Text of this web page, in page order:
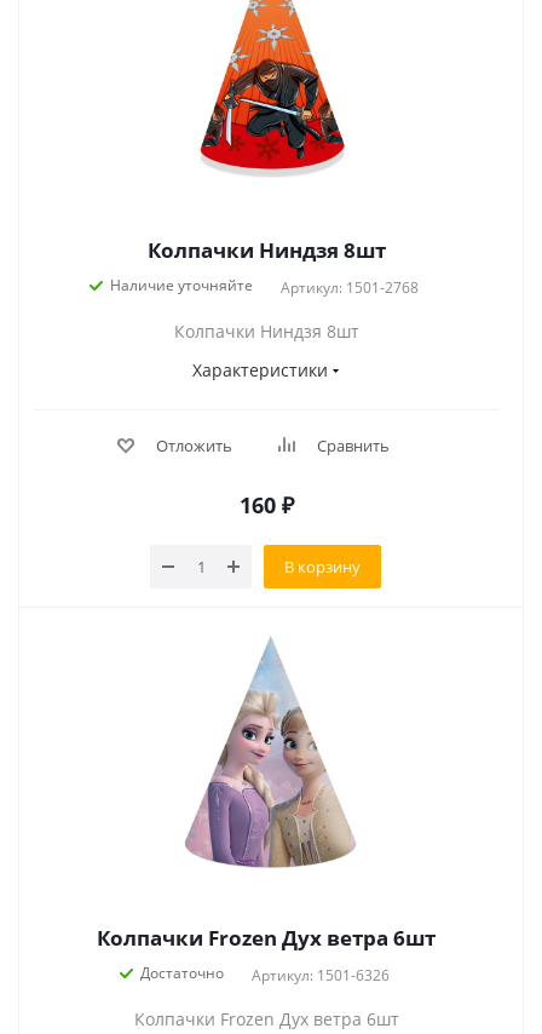
Колпачки Ниндзя 8шт
Наличие уточняйте Артикул: 1501-2768
Колпачки Ниндзя 8шт
Характеристики
Отложить Сравнить
160 ₽
В корзину
Колпачки Frozen Дух ветра 6шт
Достаточно Артикул: 1501-6326
Колпачки Frozen Дух ветра 6шт